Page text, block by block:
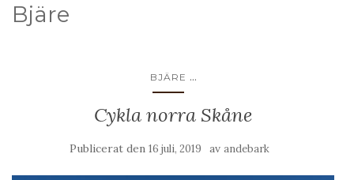
Bjäre
BJÄRE ...
Cykla norra Skåne
Publicerat den 16 juli, 2019 av andebark